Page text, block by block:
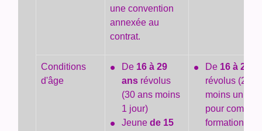
une convention
annexée au
contrat.
Conditions
d'âge
De 16 à 29
ans révolus
(30 ans moins
1 jour)
Jeunede 15
De 16 à 25
révolus (26
moins un
pour
formation